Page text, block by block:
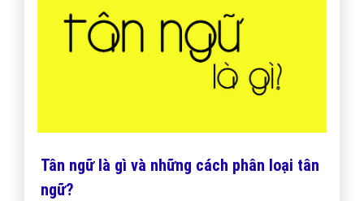
Tân ngữ là gì và những cách phân loại tân
ngữ?